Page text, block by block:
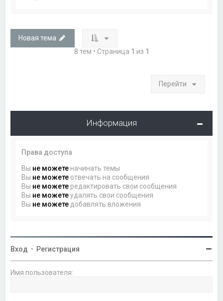
Новая тема
8 тем • Страница 1 из 1
Перейти
Информация
Права доступа
Вы не можете начинать темы
Вы не можете отвечать на сообщения
Вы не можете редактировать свои сообщения
Вы не можетеудалять свои сообщения
Вы не можете добавлять вложения
Вход • Регистрация
Имя пользователя: